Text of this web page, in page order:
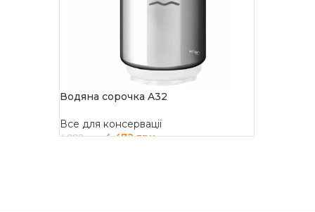
Водяна сорочка A32
Все для консервації
4 992грн 4 472грн